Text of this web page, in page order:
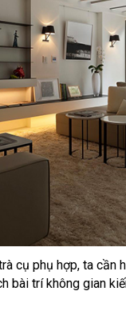
cụ phụ hợp, ta cần
bài trí không gian